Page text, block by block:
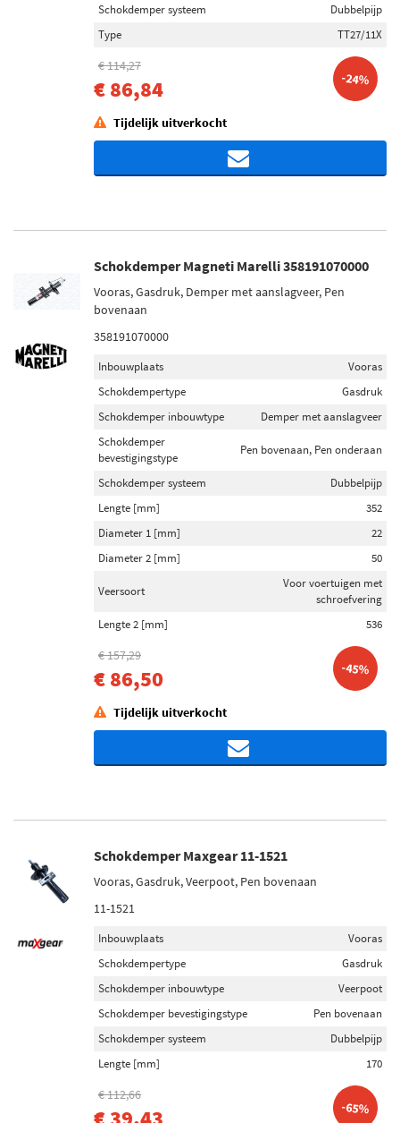
Schokdemper systeem
Dubbelpijp
Type
TT27/11X
€ 114,27
€ 86,84 -24%
Tijdelijk uitverkocht
Schokdemper Magneti Marelli 358191070000
Vooras, Gasdruk, Demper met aanslagveer, Pen
bovenaan
358191070000
Inbouwplaats
Vooras
Schokdempertype
Gasdruk
Schokdemper inbouwtype
Demper met aanslagveer
Schokdemper
bevestigingstype
Pen bovenaan, Pen onderaan
Schokdemper systeem
Dubbelpijp
Lengte [mm]
352
Diameter 1 [mm]
22
Diameter 2 [mm]
50
Veersoort
Voor voertuigen met
schroefvering
Lengte 2 [mm]
536
€ 157,29
€ 86,50 -45%
Tijdelijk uitverkocht
Schokdemper Maxgear 11-1521
Vooras, Gasdruk, Veerpoot, Pen bovenaan
11-1521
Inbouwplaats
Vooras
Schokdempertype
Gasdruk
Schokdemper inbouwtype
Veerpoot
Schokdemper bevestigingstype
Pen bovenaan
Schokdemper systeem
Dubbelpijp
Lengte [mm]
170
€ 112,66
-65%